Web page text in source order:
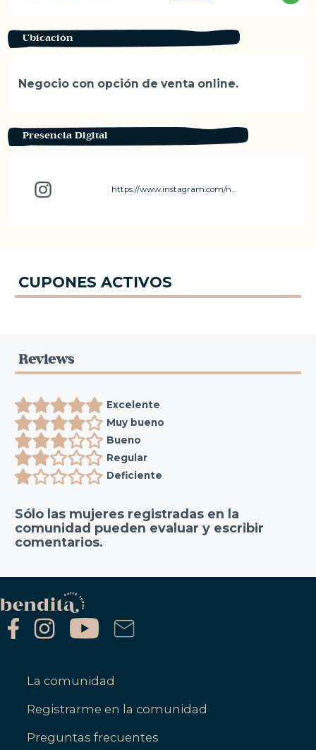
Ubicación
Negocio con opción de venta online.
Presencia Digital
https://www.instagram.com/nudoshilosytijeras?igsh=MXYwZXdhamV6MWdtZQ%3D%3D&utm_source=qr
Reviews
Excelente
Muy bueno
Bueno
Regular
Deficiente
Sólo las mujeres registradas en la
comunidad pueden evaluar y escribir
comentarios.
CUPONES ACTIVOS
La comunidad
Registrarme en la comunidad
Preguntas frecuentes